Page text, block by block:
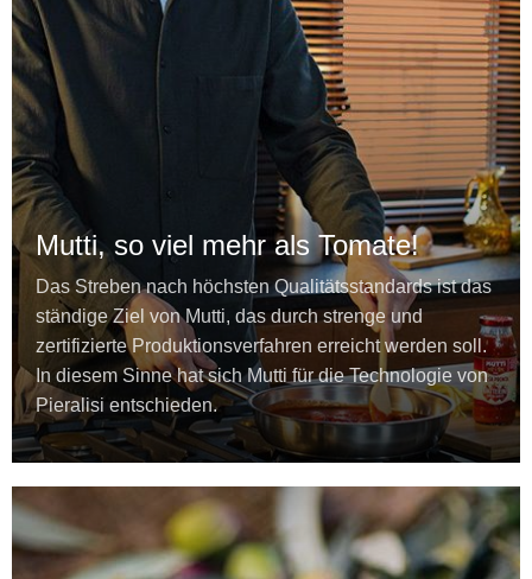
Mutti, so viel mehr als Tomate!
Das Streben nach höchsten Qualitätsstandards ist das
ständige Ziel von Mutti, das durch strenge und
zertifizierte Produktionsverfahren erreicht werden soll.
In diesem Sinne hat sich Mutti für die Technologie von
Pieralisi entschieden.